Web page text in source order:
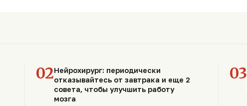
02Нейрохирург: периодически
отказывайтесь от завтрака и еще 2
совета, чтобы улучшить работу
мозга
03